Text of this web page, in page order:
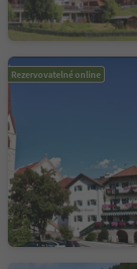
Rezervovatelné online